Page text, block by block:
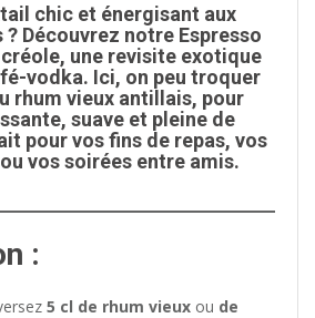
chic et énergisant aux
? Découvrez notre Espresso
une revisite exotique
vodka. Ici, on peu troquer
rhum vieux antillais, pour
suave et pleine de
pour vos fins de repas, vos
vos soirées entre amis.
:
5 cl de rhum vieux ou de